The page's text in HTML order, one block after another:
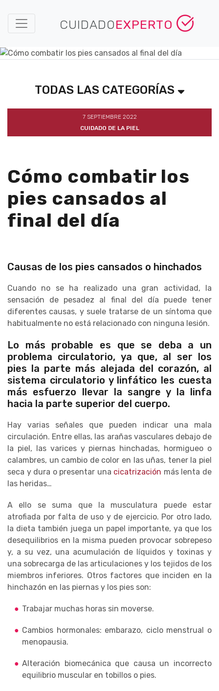
CUIDADOEXPERTO
TODAS LAS CATEGORÍAS
7 SEPTIEMBRE 2022
CUIDADO DE LA PIEL
Cómo combatir los
pies cansados al
final del día
Causas de los pies cansados o hinchados
Cuando no se ha realizado una gran actividad, la
sensación de pesadez al final del día puede tener
diferentes causas, y suele tratarse de un síntoma que
habitualmente no está relacionado con ninguna lesión.
Lo más probable es que se deba a un
problema circulatorio, ya que, al ser los
pies la parte más alejada del corazón, al
sistema circulatorio y linfático les cuesta
más esfuerzo llevar la sangre y la linfa
hacia la parte superior del cuerpo.
Hay varias señales que pueden indicar una mala
circulación. Entre ellas, las arañas vasculares debajo de
la piel, las varices y piernas hinchadas, hormigueo o
calambres, un cambio de color en las uñas, tener la piel
seca y dura o presentar una cicatrización más lenta de
las heridas…
A ello se suma que la musculatura puede estar
atrofiada por falta de uso y de ejercicio. Por otro lado,
la dieta también juega un papel importante, ya que los
desequilibrios en la misma pueden provocar sobrepeso
y, a su vez, una acumulación de líquidos y toxinas y
una sobrecarga de las articulaciones y los tejidos de los
miembros inferiores. Otros factores que inciden en la
hinchazón en las piernas y los pies son:
Trabajar muchas horas sin moverse.
Cambios hormonales: embarazo, ciclo menstrual o
menopausia.
Alteración biomecánica que causa un incorrecto
equilibrio muscular en tobillos o pies.